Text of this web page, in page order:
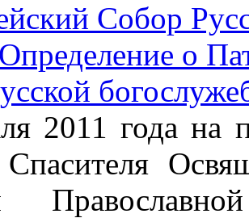
Собор
о
2011 года